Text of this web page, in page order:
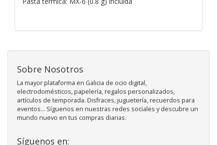
Sobre Nosotros
La mayor plataforma en Galicia de ocio digital,
electrodomésticos, papelería, regalos personalizados,
artículos de temporada. Disfraces, juguetería, recuerdos para
eventos... Síguenos en nuestras redes sociales y descubre un
mundo nuevo en tus compras diarias.
Síguenos en: